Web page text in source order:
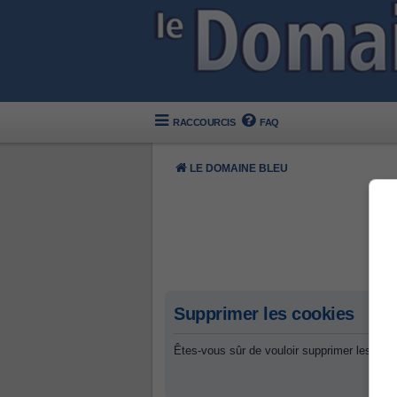
RACCOURCIS FAQ
LE DOMAINE BLEU
Supprimer les cookies
Êtes-vous sûr de vouloir supprimer les